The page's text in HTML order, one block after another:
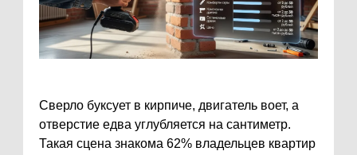
Сверло буксует в кирпиче, двигатель воет, а
отверстие едва углубляется на сантиметр.
Такая сцена знакома 62% владельцев квартир